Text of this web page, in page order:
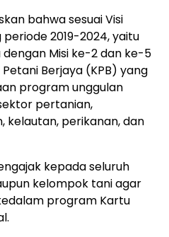
bahwa sesuai Visi
periode 2019-2024, yaitu
Misi ke-2 dan ke-5
Berjaya (KPB) yang
program unggulan
pertanian,
kelautan, perikanan, dan
kepada seluruh
kelompok tani agar
program Kartu